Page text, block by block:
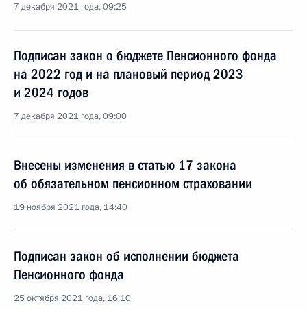
7 декабря 2021 года, 09:25
Подписан закон о бюджете Пенсионного фонда
на 2022 год и на плановый период 2023
и 2024 годов
7 декабря 2021 года, 09:00
Внесены изменения в статью 17 закона
об обязательном пенсионном страховании
19 ноября 2021 года, 14:40
Подписан закон об исполнении бюджета
Пенсионного фонда
25 октября 2021 года, 16:10